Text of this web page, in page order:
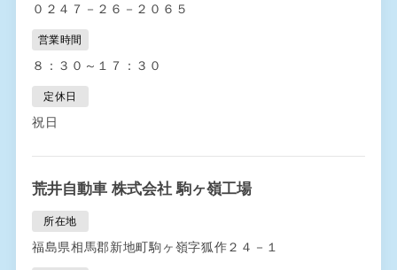
０２４７－２６－２０６５
営業時間
８：３０～１７：３０
定休日
祝日
荒井自動車 株式会社 駒ヶ嶺工場
所在地
福島県相馬郡新地町駒ヶ嶺字狐作２４－１